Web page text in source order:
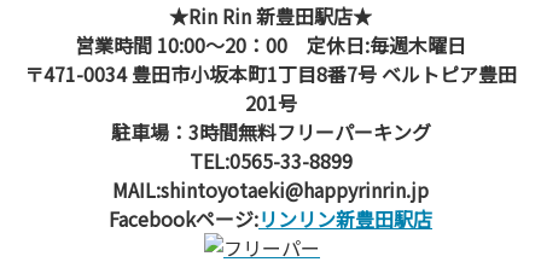
★Rin Rin 新豊田駅店★
営業時間 10:00～20：00 定休日:毎週木曜日
〒471-0034 豊田市小坂本町1丁目8番7号 ベルトピア豊田
201号
駐車場：3時間無料フリーパーキング
TEL:0565-33-8899
MAIL:shintoyotaeki@happyrinrin.jp
Facebookページ:リンリン新豊田駅店